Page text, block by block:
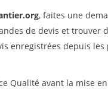
, faites une
de devis et trouver
enregistrées depuis
Qualité avant la mise